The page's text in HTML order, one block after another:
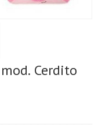
Cerdito